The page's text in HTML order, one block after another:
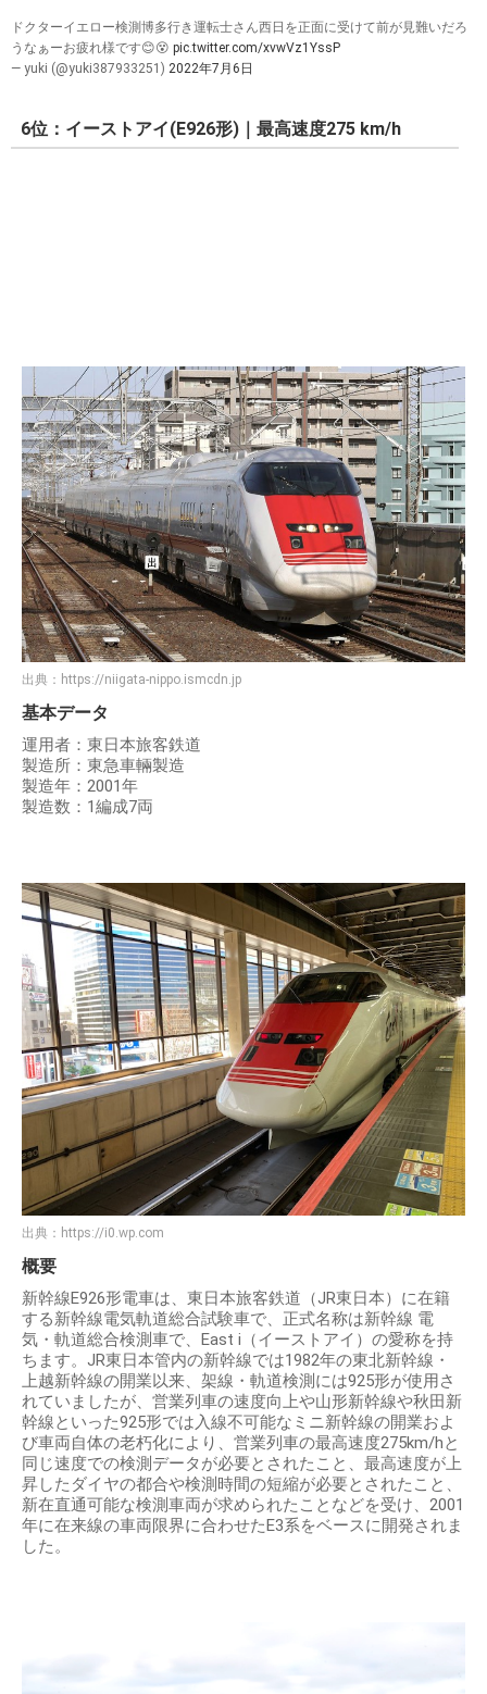
ドクターイエロー検測博多行き運転士さん西日を正面に受けて前が見難いだろ
うなぁーお疲れ様です😊😵 pic.twitter.com/xvwVz1YssP
— yuki (@yuki387933251) 2022年7月6日
6位：イーストアイ(E926形)｜最高速度275 km/h
出典： https://niigata-nippo.ismcdn.jp
基本データ
運用者：東日本旅客鉄道
製造所：東急車輛製造
製造年：2001年
製造数：1編成7両
出典： https://i0.wp.com
概要
新幹線E926形電車は、東日本旅客鉄道（JR東日本）に在籍
する新幹線電気軌道総合試験車で、正式名称は新幹線 電
気・軌道総合検測車で、East i（イーストアイ）の愛称を持
ちます。JR東日本管内の新幹線では1982年の東北新幹線・
上越新幹線の開業以来、架線・軌道検測には925形が使用さ
れていましたが、営業列車の速度向上や山形新幹線や秋田新
幹線といった925形では入線不可能なミニ新幹線の開業およ
び車両自体の老朽化により、営業列車の最高速度275km/hと
同じ速度での検測データが必要とされたこと、最高速度が上
昇したダイヤの都合や検測時間の短縮が必要とされたこと、
新在直通可能な検測車両が求められたことなどを受け、2001
年に在来線の車両限界に合わせたE3系をベースに開発されま
した。